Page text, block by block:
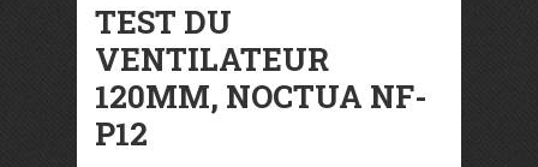
TEST DU
VENTILATEUR
120MM, NOCTUA NF-
P12